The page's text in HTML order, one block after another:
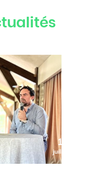
10
juillet